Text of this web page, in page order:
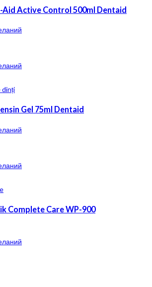
Aid Active Control 500ml Dentaid
dinți
Gel 75ml Dentaid
Complete Care WP-900